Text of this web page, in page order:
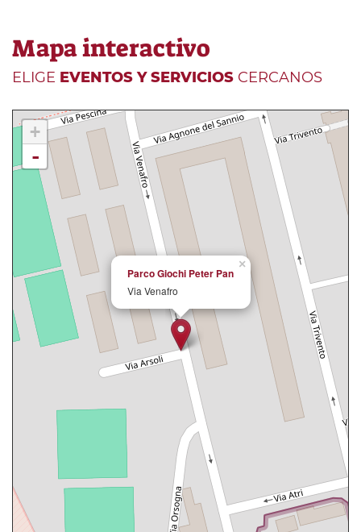
Mapa interactivo
ELIGE EVENTOS Y SERVICIOS CERCANOS
×
Parco Giochi Peter Pan
Via Venafro
+
-